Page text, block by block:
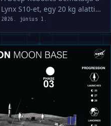
Lynx S10-et, egy 20 kg alatti
négylábút, amely 8 m/s feletti
…
2026. június 1.